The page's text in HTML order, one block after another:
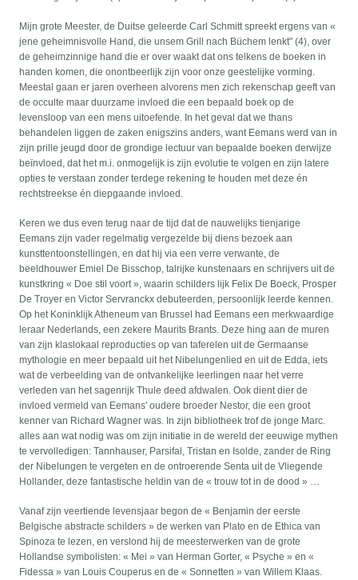
Mijn grote Meester, de Duitse geleerde Carl Schmitt spreekt ergens van «
jene geheimnisvolle Hand, die unsem Grill nach Büchem lenkt" (4), over
de geheimzinnige hand die er over waakt dat ons telkens de boeken in
handen komen, die onontbeerlijk zijn voor onze geestelijke vorming.
Meestal gaan er jaren overheen alvorens men zich rekenschap geeft van
de occulte maar duurzame invloed die een bepaald boek op de
levensloop van een mens uitoefende. In het geval dat we thans
behandelen liggen de zaken enigszins anders, want Eemans werd van in
zijn prille jeugd door de grondige lectuur van bepaalde boeken derwijze
beïnvloed, dat het m.i. onmogelijk is zijn evolutie te volgen en zijn latere
opties te verstaan zonder terdege rekening te houden met deze én
rechtstreekse én diepgaande invloed.
Keren we dus even terug naar de tijd dat de nauwelijks tienjarige
Eemans zijn vader regelmatig vergezelde bij diens bezoek aan
kunsttentoonstellingen, en dat hij via een verre verwante, de
beeldhouwer Emiel De Bisschop, talrijke kunstenaars en schrijvers uit de
kunstkring « Doe stil voort », waarin schilders lijk Felix De Boeck, Prosper
De Troyer en Victor Servranckx debuteerden, persoonlijk leerde kennen.
Op het Koninklijk Atheneum van Brussel had Eemans een merkwaardige
leraar Nederlands, een zekere Maurits Brants. Deze hing aan de muren
van zijn klaslokaal reproducties op van taferelen uit de Germaanse
mythologie en meer bepaald uit het Nibelungenlied en uit de Edda, iets
wat de verbeelding van de ontvankelijke leerlingen naar het verre
verleden van het sagenrijk Thule deed afdwalen. Ook dient dier de
invloed vermeld van Eemans' oudere broeder Nestor, die een groot
kenner van Richard Wagner was. In zijn bibliotheek trof de jonge Marc.
alles aan wat nodig was om zijn initiatie in de wereld der eeuwige mythen
te vervolledigen: Tannhauser, Parsifal, Tristan en Isolde, zander de Ring
der Nibelungen te vergeten en de ontroerende Senta uit de Vliegende
Hollander, deze fantastische heldin van de « trouw tot in de dood » …
Vanaf zijn veertiende levensjaar begon de « Benjamin der eerste
Belgische abstracte schilders » de werken van Plato en de Ethica van
Spinoza te lezen, en verslond hij de meesterwerken van de grote
Hollandse symbolisten: « Mei » van Herman Gorter, « Psyche » en «
Fidessa » van Louis Couperus en de « Sonnetten » van Willem Klaas.